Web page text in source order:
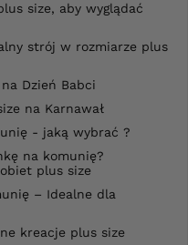
size, aby wyglądać
strój w rozmiarze plus
Dzień Babci
na Karnawał
- jaką wybrać ?
na komunię?
plus size
– Idealne dla
kreacje plus size